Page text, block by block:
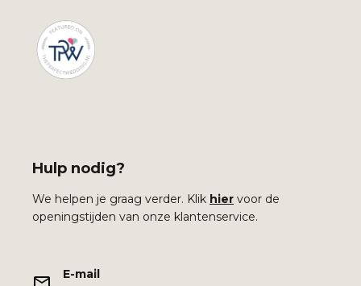
Hulp nodig?
We helpen je graag verder. Klik hier voor de
openingstijden van onze klantenservice.
E-mail